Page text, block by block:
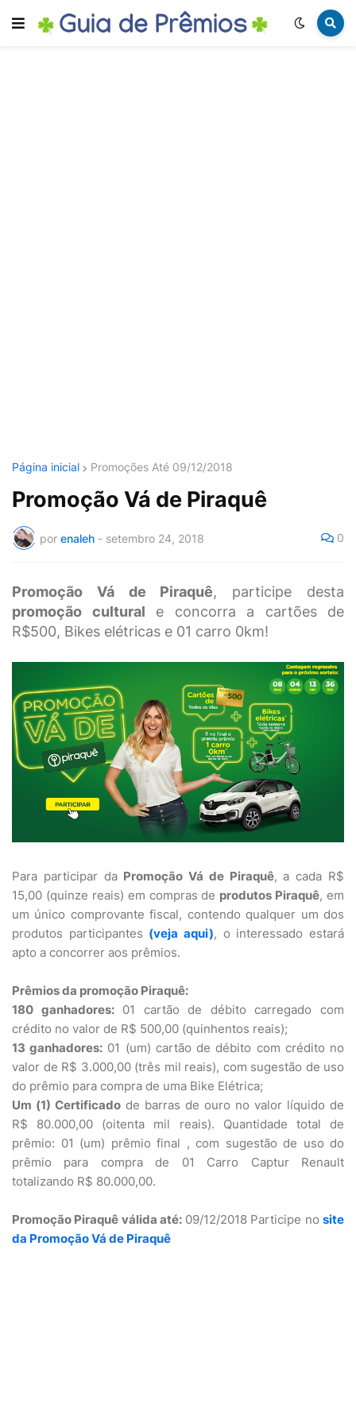
Página inicial Promoções Até 09/12/2018
Promoção Vá de Piraquê
por enaleh - setembro 24, 2018 0
Promoção Vá de Piraquê, participe desta
promoção cultural e concorra a cartões de
R$500, Bikes elétricas e 01 carro 0km!
Para participar da Promoção Vá de Piraquê, a cada R$
15,00 (quinze reais) em compras de produtos Piraquê, em
um único comprovante fiscal, contendo qualquer um dos
produtos participantes (veja aqui), o interessado estará
apto a concorrer aos prêmios.
Prêmios da promoção Piraquê:
180 ganhadores:01 cartão de débito carregado com
crédito no valor de R$ 500,00 (quinhentos reais);
13 ganhadores: 01 (um) cartão de débito com crédito no
valor de R$ 3.000,00 (três mil reais), com sugestão de uso
do prêmio para compra de uma Bike Elétrica;
Um (1) Certificado de barras de ouro no valor líquido de
R$ 80.000,00 (oitenta mil reais). Quantidade total de
prêmio: 01 (um) prêmio final , com sugestão de uso do
prêmio para compra de 01 Carro Captur Renault
totalizando R$ 80.000,00.
Promoção Piraquê válida até:09/12/2018 Participe nosite
da Promoção Vá de Piraquê